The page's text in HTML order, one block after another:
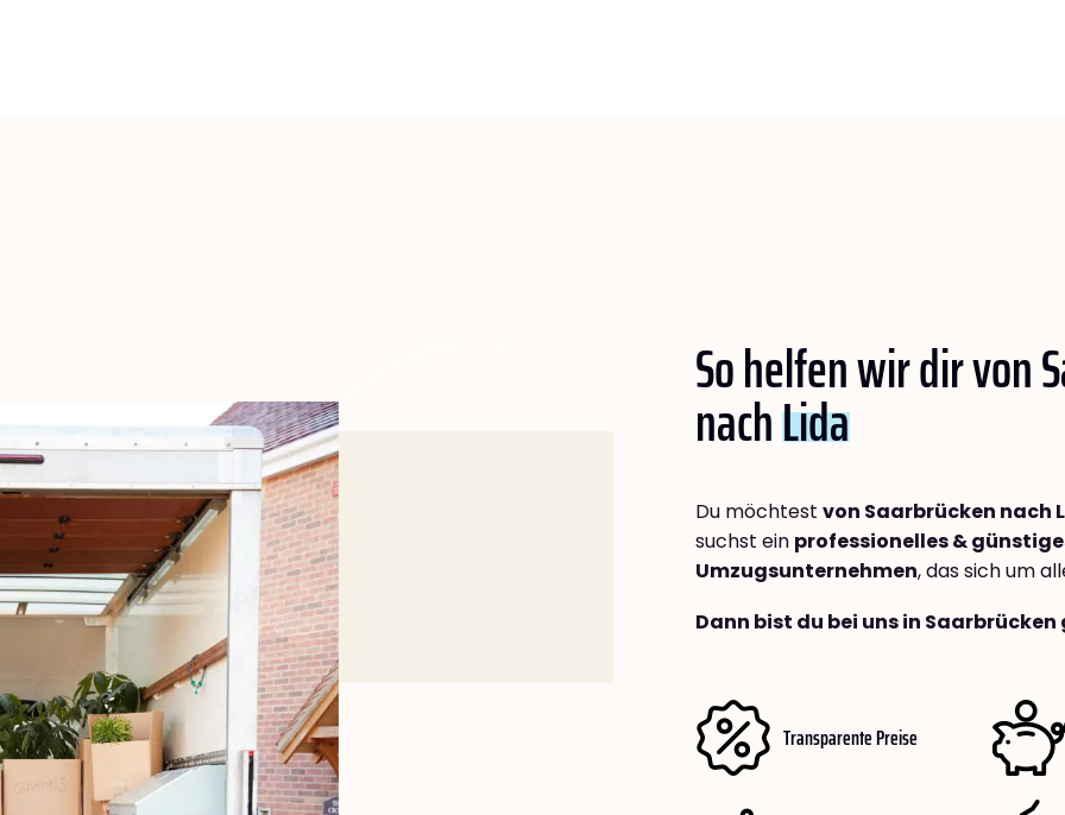
So helfen wir dir von
nachLida
Du möchtest von Saarbrücken nach
suchst ein professionelles &
Umzugsunternehmen, das sich um
Dann bist du bei uns in
Transparente Preise